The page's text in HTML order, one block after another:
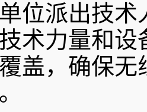
位派出技术
术力量和
盖，确保无